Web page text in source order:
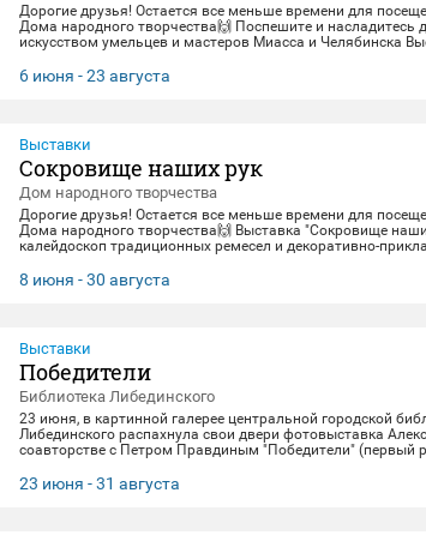
Дорогие друзья! Остается все меньше времени для
Дома народного творчества🙌 Поспешите и насладитесь
искусством умельцев и мастеров Миасса и Челябинска
декоративно-прикладного искусства ЧГИК. Увидеть
6 июня - 23 августа
Выставки
Сокровище наших рук
Дом народного творчества
Дорогие друзья! Остается все меньше времени для
Дома народного творчества🙌 Выставка "Сокровище
калейдоскоп традиционных ремесел и декоративно-
творчества. Посетить выставку можно до 30 августа.
8 июня - 30 августа
Выставки
Победители
Библиотека Либединского
23 июня, в картинной галерее центральной городской
Либединского распахнула свои двери фотовыставка
соавторстве с Петром Правдиным "Победители" (первый
и за каждым кадром 40 лет неустанной работы мастера, 40
всматривания в лица, 40 лет благодарной памяти. На
23 июня - 31 августа